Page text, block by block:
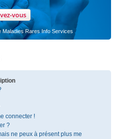
vous
Rares Info Services
connecter !
?
ne peux à présent plus me